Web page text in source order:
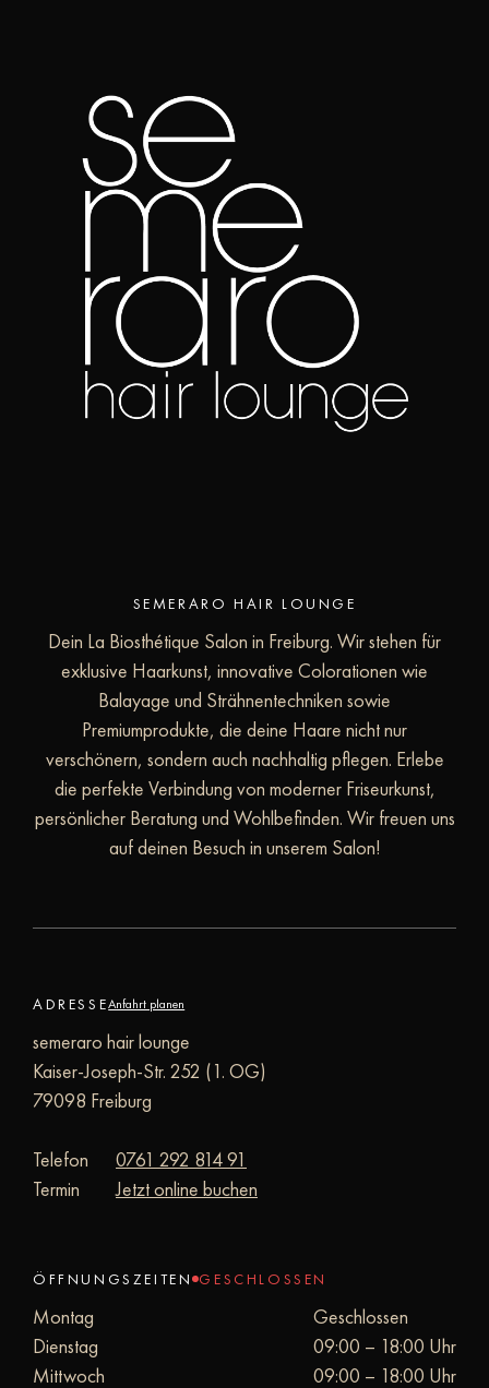
SEMERARO HAIR LOUNGE
Dein La Biosthétique Salon in Freiburg. Wir stehen für
exklusive Haarkunst, innovative Colorationen wie
Balayage und Strähnentechniken sowie
Premiumprodukte, die deine Haare nicht nur
verschönern, sondern auch nachhaltig pflegen. Erlebe
die perfekte Verbindung von moderner Friseurkunst,
persönlicher Beratung und Wohlbefinden. Wir freuen uns
auf deinen Besuch in unserem Salon!
ADRESSEAnfahrt planen
semeraro hair lounge
Kaiser-Joseph-Str. 252 (1. OG)
79098 Freiburg
Telefon
0761 292 814 91
Termin
Jetzt online buchen
ÖFFNUNGSZEITEN GESCHLOSSEN
Montag
Geschlossen
Dienstag
09:00 – 18:00 Uhr
Mittwoch
09:00 – 18:00 Uhr